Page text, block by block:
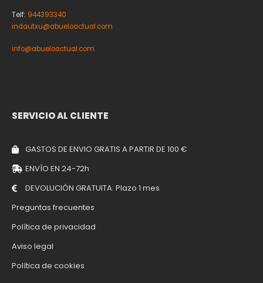
Telf: 944393340
indautxu@abueloactual.com
info@abueloactual.com
SERVICIO AL CLIENTE
GASTOS DE ENVIO GRATIS A PARTIR DE 100 €
ENVÍO EN 24-72h
DEVOLUCIÓN GRATUITA: Plazo 1 mes
Preguntas frecuentes
Política de privacidad
Aviso legal
Política de cookies